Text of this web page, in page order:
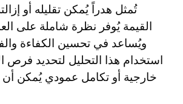
تُمثل هدراً يُمكن تقليله أو
القيمة يُوفر نظرة شاملة على
ويُساعد في تحسين الكفاءة
استخدام هذا التحليل لتحديد فرص
خارجية أو تكامل عمودي يُمكن أن